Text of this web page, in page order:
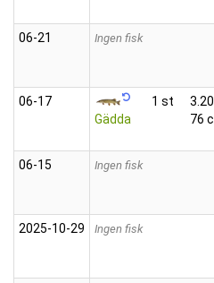
06‑21 Ingen fisk
06‑17
Gädda
1 st
76
06‑15 Ingen fisk
2025‑10‑29 Ingen fisk